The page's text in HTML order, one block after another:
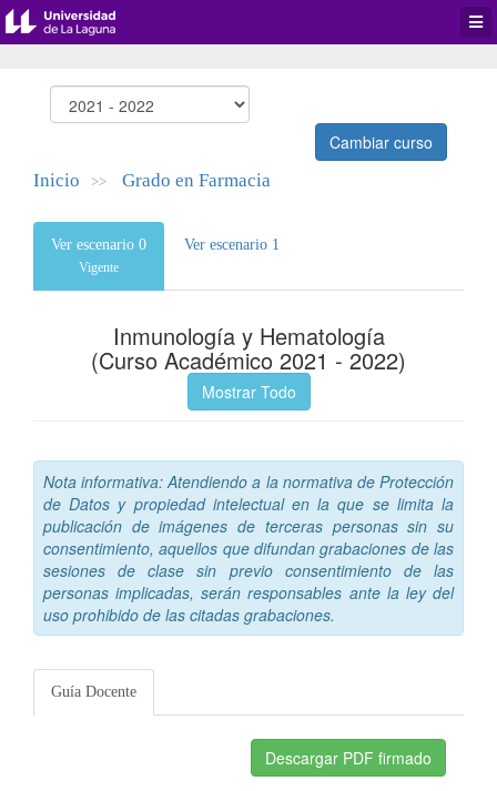
Cambiar curso
Inicio >> Grado en Farmacia
Ver escenario 0
Vigente
Ver escenario 1
Inmunología y Hematología
(Curso Académico 2021 - 2022)
Mostrar Todo
Nota informativa: Atendiendo a la normativa de Protección
de Datos y propiedad intelectual en la que se limita la
publicación de imágenes de terceras personas sin su
consentimiento, aquellos que difundan grabaciones de las
sesiones de clase sin previo consentimiento de las
personas implicadas, serán responsables ante la ley del
uso prohibido de las citadas grabaciones.
Guía Docente
Descargar PDF firmado